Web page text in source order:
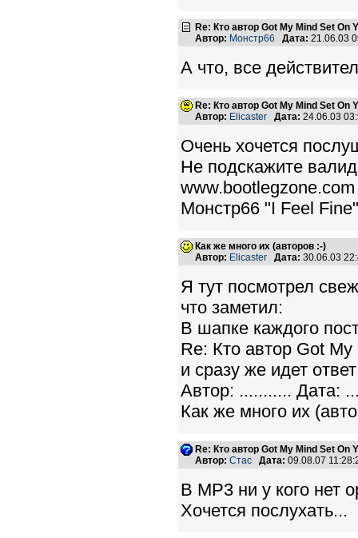
Re: Кто автор Got My Mind Set On
Автор: Монстр66 Дата: 21.06.03
А что, все
Re: Кто автор Got My Mind Set On
Автор: Elicaster Дата: 24.06.03
Очень хочется
Не подскажите
Монстр66 "I Feel
Как же много их (авторов :-)
Автор: Elicaster Дата: 30.06.03
Я тут посмотрел
что заметил:
В шапке каждого
Re: Кто автор Got
и сразу же идет
Автор: ........... Дата:
Как же много их
Re: Кто автор Got My Mind Set On
Автор: Стас Дата: 09.08.07
В MP3 ни у кого нет
Хочется послухать...